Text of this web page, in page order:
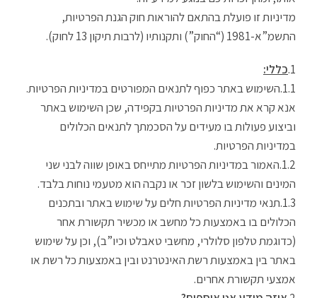
מדיניות זו פועלת בהתאם להוראות חוק הגנת הפרטיות,
התשמ”א-1981 (“החוק”) ותקנותיו (לרבות תיקון 13 לחוק).
כללי:
השימוש באתר כפוף לתנאים המפורטים במדיניות הפרטיות.
אנא קרא את מדיניות הפרטיות בקפידה, שכן השימוש באתר
וביצוע פעולות בו מעידים על הסכמתך לתנאים הכלולים
במדיניות הפרטיות.
האמור במדיניות הפרטיות מתייחס באופן שווה לבני שני
המינים והשימוש בלשון זכר או נקבה הוא מטעמי נוחות בלבד.
תנאי מדיניות הפרטיות חלים על שימוש באתר ובתכנים
הכלולים בו באמצעות כל מחשב או מכשיר תקשורת אחר
(כדוגמת טלפון סלולרי, מחשבי טאבלט וכיו”ב), וכן על שימוש
באתר בין באמצעות רשת האינטרנט ובין באמצעות כל רשת או
אמצעי תקשורת אחרים.